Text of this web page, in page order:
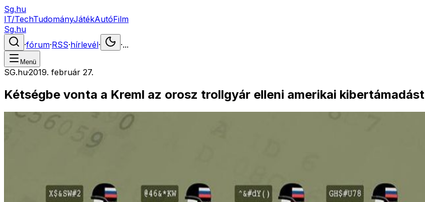
Sg.hu
IT/TechTudományJátékAutóFilm
Sg.hu
·fórum·RSS·hírlevél· ·...
Menü
SG.hu·2019. február 27.
Kétségbe vonta a Kreml az orosz trollgyár elleni amerikai kibertámadást